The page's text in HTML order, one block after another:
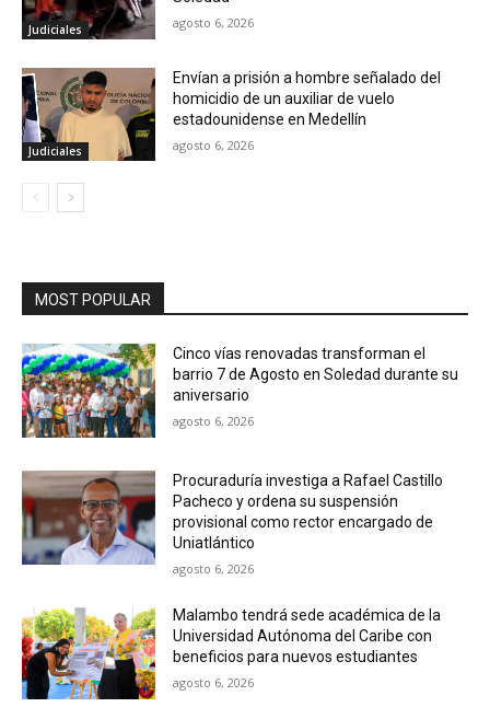
Judiciales agosto 6, 2026
Judiciales
Envían a prisión a hombre señalado del
homicidio de un auxiliar de vuelo
estadounidense en Medellín
agosto 6, 2026
MOST POPULAR
Cinco vías renovadas transforman el
barrio 7 de Agosto en Soledad durante su
aniversario
agosto 6, 2026
Procuraduría investiga a Rafael Castillo
Pacheco y ordena su suspensión
provisional como rector encargado de
Uniatlántico
agosto 6, 2026
Malambo tendrá sede académica de la
Universidad Autónoma del Caribe con
beneficios para nuevos estudiantes
agosto 6, 2026